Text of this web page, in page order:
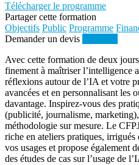
Télécharger le programme
Partager cette formation
Objectifs Public Programme
Demander un devis
Avec cette formation de deux
finement à maîtriser l’intelligence
réflexions autour de l’IA et votre
avancées et en personnalisant les
davantage. Inspirez-vous des
(publicité, journalisme,
méthodologie sur mesure. Le
riche en ateliers pratiques,
vos usages et propose également
des études de cas sur l’usage de